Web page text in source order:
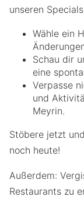
unseren
Wähle ein
Schau dir
eine
Verpasse
und
Meyrin.
Stöbere jetzt
noch heute!
Außerdem:
Restaurants zu